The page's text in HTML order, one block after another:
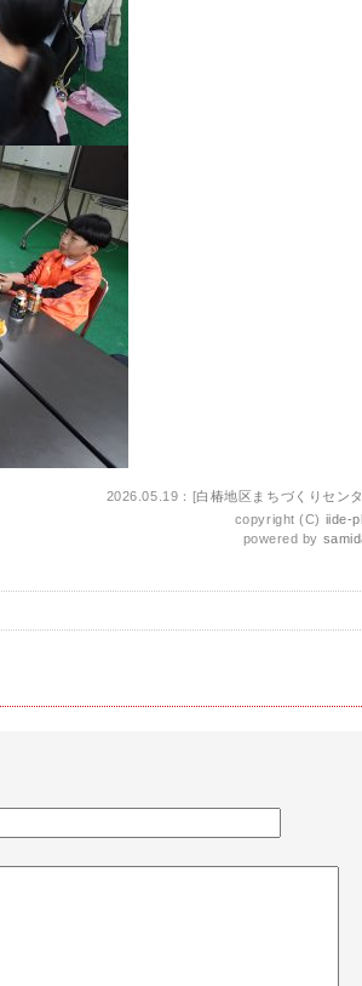
2026.05.19：[白椿地区まちづくりセン
copyright (C) iide-
powered by